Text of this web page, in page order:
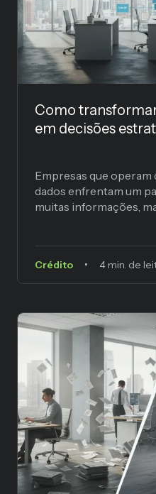
Como
em decisões
Empresas que
dados enfrentam um
muitas informações,
Crédito 4 min. de